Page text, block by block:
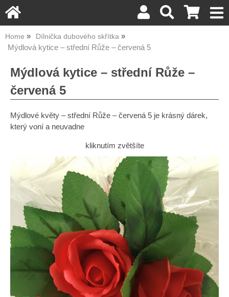
Home Dílnička dubového skřítka
Mýdlová kytice – střední Růže – červená 5
Mýdlová kytice – střední Růže –
červená 5
Mýdlové květy – střední Růže – červená 5 je krásný dárek,
který voní a neuvadne
kliknutím zvětšíte